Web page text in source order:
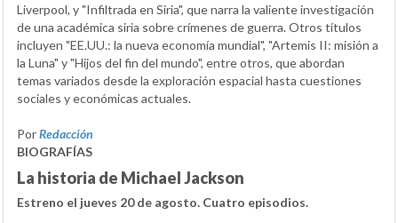
Liverpool, y "Infiltrada en Siria", que narra la valiente investigación
de una académica siria sobre crímenes de guerra. Otros títulos
incluyen "EE.UU.: la nueva economía mundial", "Artemis II: misión a
la Luna" y "Hijos del fin del mundo", entre otros, que abordan
temas variados desde la exploración espacial hasta cuestiones
sociales y económicas actuales.
PorRedacción
BIOGRAFÍAS
La historia de Michael Jackson
Estreno el jueves 20 de agosto. Cuatro episodios.